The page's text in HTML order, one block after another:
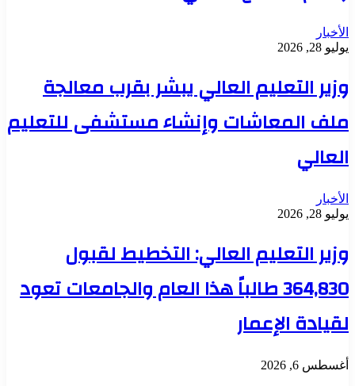
الأخبار
يوليو 28, 2026
وزير التعليم العالي يبشر بقرب معالجة
ملف المعاشات وإنشاء مستشفى للتعليم
العالي
الأخبار
يوليو 28, 2026
وزير التعليم العالي: التخطيط لقبول
364,830 طالباً هذا العام والجامعات تعود
لقيادة الإعمار
أغسطس 6, 2026